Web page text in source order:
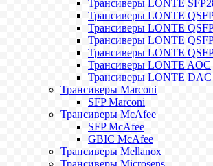
Трансиверы LONTE
Трансиверы LONTE
Трансиверы LONTE
Трансиверы LONTE
Трансиверы LONTE
Трансиверы LONTE AOC
Трансиверы LONTE DAC
Трансиверы Marconi
SFP Marconi
Трансиверы McAfee
SFP McAfee
GBIC McAfee
Трансиверы Mellanox
Трансиверы Microsens